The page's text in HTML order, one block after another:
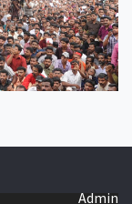
Admin